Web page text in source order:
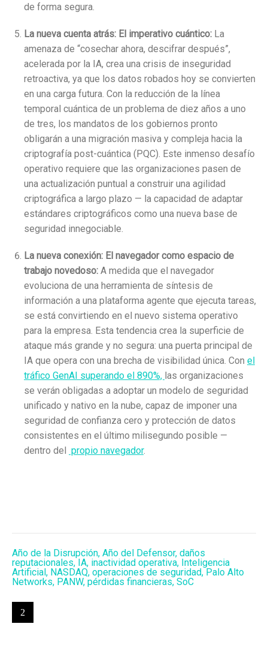
de forma segura.
La nueva cuenta atrás: El imperativo cuántico: La
amenaza de “cosechar ahora, descifrar después”,
acelerada por la IA, crea una crisis de inseguridad
retroactiva, ya que los datos robados hoy se convierten
en una carga futura. Con la reducción de la línea
temporal cuántica de un problema de diez años a uno
de tres, los mandatos de los gobiernos pronto
obligarán a una migración masiva y compleja hacia la
criptografía post-cuántica (PQC). Este inmenso desafío
operativo requiere que las organizaciones pasen de
una actualización puntual a construir una agilidad
criptográfica a largo plazo — la capacidad de adaptar
estándares criptográficos como una nueva base de
seguridad innegociable.
La nueva conexión: El navegador como espacio de
trabajo novedoso: A medida que el navegador
evoluciona de una herramienta de síntesis de
información a una plataforma agente que ejecuta tareas,
se está convirtiendo en el nuevo sistema operativo
para la empresa. Esta tendencia crea la superficie de
ataque más grande y no segura: una puerta principal de
IA que opera con una brecha de visibilidad única. Con el
tráfico GenAI superando el 890%, las organizaciones
se verán obligadas a adoptar un modelo de seguridad
unificado y nativo en la nube, capaz de imponer una
seguridad de confianza cero y protección de datos
consistentes en el último milisegundo posible —
dentro del propio navegador.
Año de la Disrupción, Año del Defensor, daños
reputacionales, IA, inactividad operativa, Inteligencia
Artificial, NASDAQ, operaciones de seguridad, Palo Alto
Networks, PANW, pérdidas financieras, SoC